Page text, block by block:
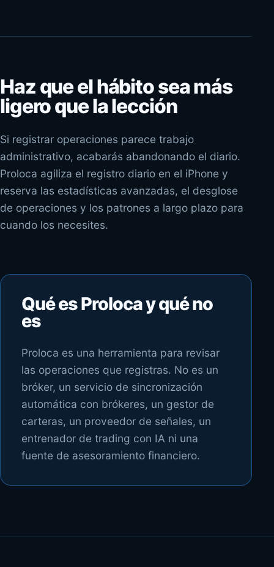
Haz que el hábito sea más
ligero que la lección
Si registrar operaciones parece trabajo
administrativo, acabarás abandonando el diario.
Proloca agiliza el registro diario en el iPhone y
reserva las estadísticas avanzadas, el desglose
de operaciones y los patrones a largo plazo para
cuando los necesites.
Qué es Proloca y qué no
es
Proloca es una herramienta para revisar
las operaciones que registras. No es un
bróker, un servicio de sincronización
automática con brókeres, un gestor de
carteras, un proveedor de señales, un
entrenador de trading con IA ni una
fuente de asesoramiento financiero.